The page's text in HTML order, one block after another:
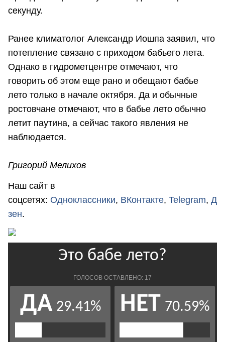
секунду.
Ранее климатолог Александр Иошпа заявил, что
потепление связано с приходом бабьего лета.
Однако в гидрометцентре отмечают, что
говорить об этом еще рано и обещают бабье
лето только в начале октября. Да и обычные
ростовчане отмечают, что в бабье лето обычно
летит паутина, а сейчас такого явления не
наблюдается.
Григорий Мелихов
Наш сайт в
соцсетях: Одноклассники, ВКонтакте, Telegram, Д
зен.